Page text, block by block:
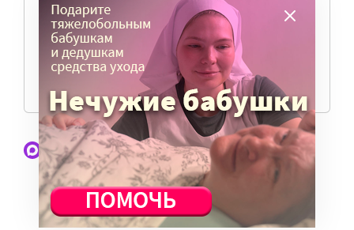
журналистов и техническую поддержку сайта
нужны средства.
ПОМОЧЬ ПОРТАЛУ
Наши статьи и новости в Max. Подпишитесь